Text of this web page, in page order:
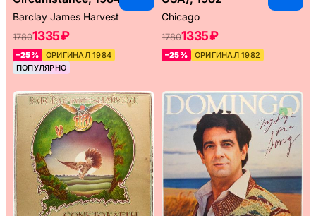
Barclay James Harvest
17801335 ₽
–25%
ОРИГИНАЛ 1984
ПОПУЛЯРНО
Chicago
17801335 ₽
–25% ОРИГИНАЛ 1982